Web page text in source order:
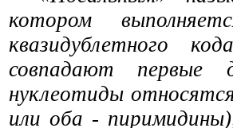
котором
квазидублетного
совпадают первые
нуклеотиды
или оба -